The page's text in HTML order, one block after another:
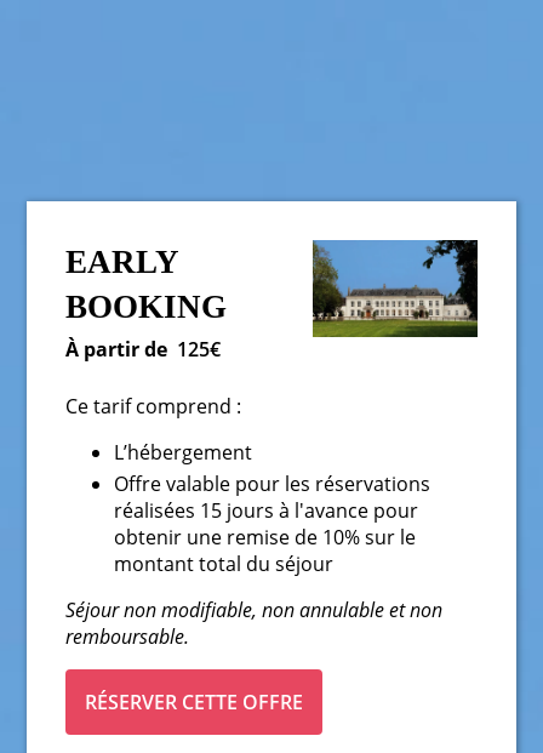
EARLY
BOOKING
À partir de 125€
Ce tarif comprend :
L’hébergement
Offre valable pour les réservations
réalisées 15 jours à l'avance pour
obtenir une remise de 10% sur le
montant total du séjour
Séjour non modifiable, non annulable et non
remboursable.
RÉSERVER CETTE OFFRE